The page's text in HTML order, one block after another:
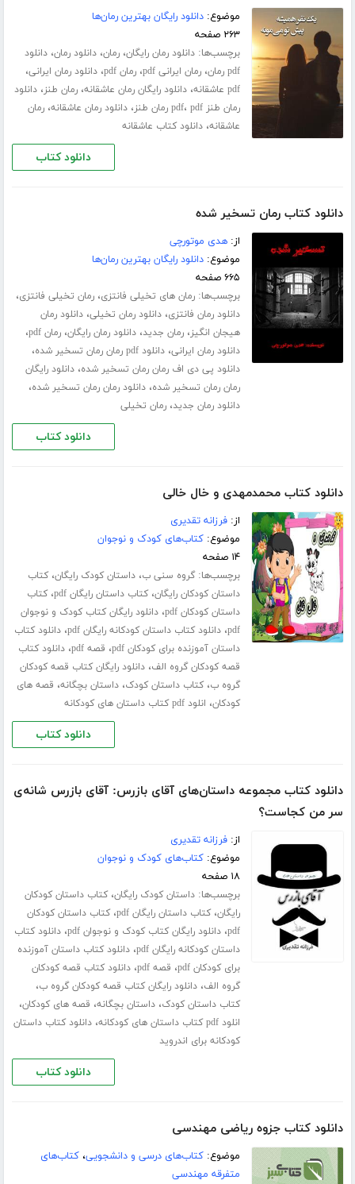
موضوع:دانلود رایگان بهترین رمان‌ها
۲۶۳ صفحه
برچسب‌ها:دانلود رمان رایگان،رمان،دانلود رمان،دانلود
pdf رمان
،رمان ایرانی pdf ،رمان pdf ،دانلود رمان ایرانی،
pdf عاشقانه ،دانلود رایگان رمان عاشقانه،رمان طنز،دانلود
رمان طنز pdf
، pdf رمان طنز ،دانلود رمان عاشقانه،رمان
عاشقانه،دانلود کتاب عاشقانه
دانلود کتاب
دانلود کتاب رمان تسخیر شده
از:هدی موتورچی
موضوع:دانلود رایگان بهترین رمان‌ها
۶۶۵ صفحه
برچسب‌ها:رمان های تخیلی فانتزی،رمان تخیلی فانتزی،
دانلود رمان فانتزی،دانلود رمان تخیلی،دانلود رمان
هیجان انگیز،رمان جدید،دانلود رمان رایگان،رمان pdf ،
دانلود رمان ایرانی،دانلود pdf رمان رمان تسخیر شده ،
دانلود پی دی اف رمان رمان تسخیر شده،دانلود رایگان
رمان رمان تسخیر شده،دانلود رمان رمان تسخیر شده،
دانلود رمان جدید،رمان تخیلی
دانلود کتاب
دانلود کتاب محمدمهدی و خال خالی
از:فرزانه تقدیری
موضوع:کتاب‌های کودک و نوجوان
۱۴ صفحه
برچسب‌ها:گروه سنی ب،داستان کودک رایگان،کتاب
داستان کودکان رایگان،کتاب داستان رایگان pdf ،کتاب
داستان کودکان pdf
،دانلود رایگان کتاب کودک و نوجوان
pdf،دانلود کتاب داستان کودکانه رایگان pdf ،دانلود کتاب
داستان آموزنده برای کودکان pdf
، قصه pdf ،دانلود کتاب
قصه کودکان گروه الف،دانلود رایگان کتاب قصه کودکان
گروه ب،کتاب داستان کودک،داستان بچگانه، قصه های
کودکان، انلود pdf کتاب داستان های کودکانه
دانلود کتاب
دانلود کتاب مجموعه داستان‌های آقای بازرس: آقای بازرس شانه‌ی
سر من کجاست؟
از:فرزانه تقدیری
موضوع:کتاب‌های کودک و نوجوان
۱۸ صفحه
برچسب‌ها:داستان کودک رایگان،کتاب داستان کودکان
رایگان،کتاب داستان رایگان pdf ،کتاب داستان کودکان
pdf،دانلود رایگان کتاب کودک و نوجوان pdf ،دانلود کتاب
داستان کودکانه رایگان pdf
،دانلود کتاب داستان آموزنده
برای کودکان pdf
، قصه pdf ،دانلود کتاب قصه کودکان
گروه الف،دانلود رایگان کتاب قصه کودکان گروه ب،
کتاب داستان کودک،داستان بچگانه، قصه های کودکان،
انلود pdf کتاب داستان های کودکانه ،دانلود کتاب داستان
کودکانه برای اندروید
دانلود کتاب
دانلود کتاب جزوه ریاضی مهندسی
موضوع:کتاب‌های درسی و دانشجویی،کتاب‌های
متفرقه مهندسی